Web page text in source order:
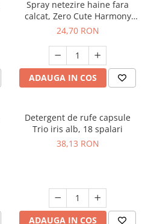
Spray netezire haine fara
calcat, Zero Cute Harmony
Misavan, 500 ml, 90043468
24,70 RON
ADAUGA IN COS
Detergent de rufe capsule
Trio iris alb, 18 spalari
38,13 RON
ADAUGA IN COS